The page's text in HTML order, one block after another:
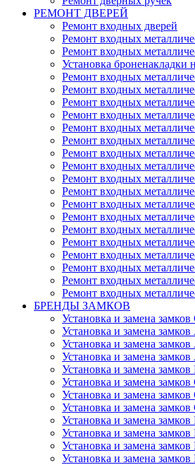
РЕМОНТ ДВЕРЕЙ
Ремонт входных дверей
Ремонт входных
Ремонт входных
Установка броненакладки
Ремонт входных
Ремонт входных
Ремонт входных
Ремонт входных
Ремонт входных
Ремонт входных
Ремонт входных
Ремонт входных
Ремонт входных
Ремонт входных
Ремонт входных
Ремонт входных
Ремонт входных
Ремонт входных
Ремонт входных
Ремонт входных
Ремонт входных
Ремонт входных
БРЕНДЫ ЗАМКОВ
Установка и замена замков
Установка и замена
Установка и замена замков
Установка и замена
Установка и замена замков
Установка и замена замков
Установка и замена замков
Установка и замена замков
Установка и замена замков
Установка и замена замков
Установка и замена замков
Установка и замена замков